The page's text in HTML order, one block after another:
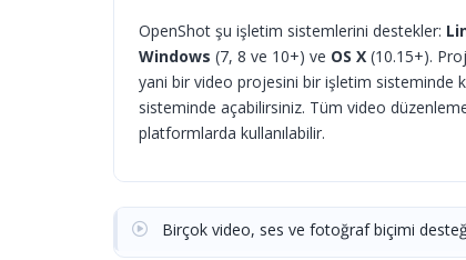
OpenShot şu işletim sistemlerini destekler:
Windows (7, 8 ve 10+) ve OS X (10.15+).
yani bir video projesini bir işletim sisteminde
sisteminde açabilirsiniz. Tüm video
platformlarda kullanılabilir.
Birçok video, ses ve fotoğraf biçimi